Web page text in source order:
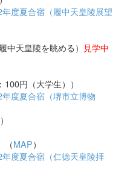
中天皇陵を眺める） 見学中
円（大学生））
（MAP）